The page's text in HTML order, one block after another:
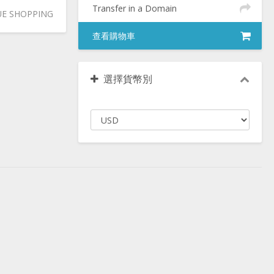
SHOPPING Transfer in a Domain
查看購物車
選擇貨幣別